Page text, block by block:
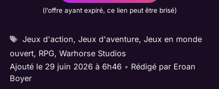
(l’offre ayant expiré, ce lien peut être brisé)
Étiquettes
Jeux d'action, Jeux d'aventure, Jeux en monde
ouvert, RPG, Warhorse Studios
Ajouté le 29 juin 2026 à 6h46 • Rédigé par Eroan
Boyer